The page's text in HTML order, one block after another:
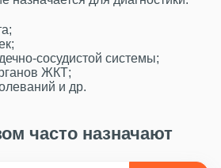
сосудистой системы;
ЖКТ;
и др.
часто назначают